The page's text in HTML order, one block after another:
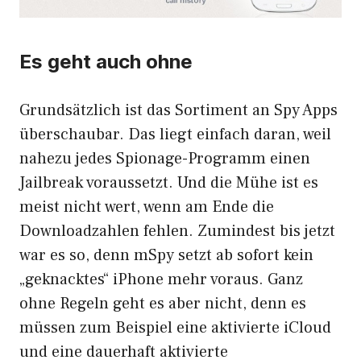
Es geht auch ohne
Grundsätzlich ist das Sortiment an Spy Apps
überschaubar. Das liegt einfach daran, weil
nahezu jedes Spionage-Programm einen
Jailbreak voraussetzt. Und die Mühe ist es
meist nicht wert, wenn am Ende die
Downloadzahlen fehlen. Zumindest bis jetzt
war es so, denn mSpy setzt ab sofort kein
„geknacktes“ iPhone mehr voraus. Ganz
ohne Regeln geht es aber nicht, denn es
müssen zum Beispiel eine aktivierte iCloud
und eine dauerhaft aktivierte